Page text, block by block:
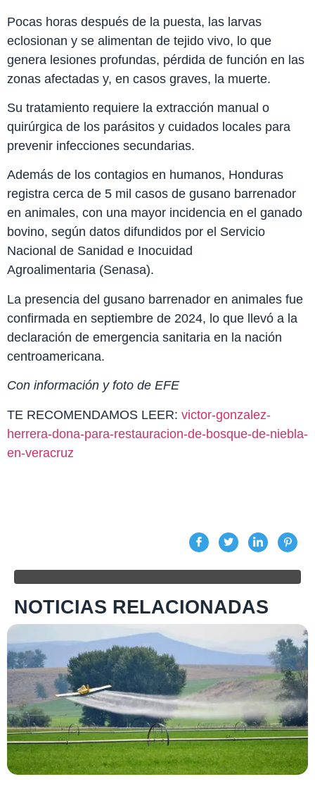
Pocas horas después de la puesta, las larvas
eclosionan y se alimentan de tejido vivo, lo que
genera lesiones profundas, pérdida de función en las
zonas afectadas y, en casos graves, la muerte.
Su tratamiento requiere la extracción manual o
quirúrgica de los parásitos y cuidados locales para
prevenir infecciones secundarias.
Además de los contagios en humanos, Honduras
registra cerca de 5 mil casos de gusano barrenador
en animales, con una mayor incidencia en el ganado
bovino, según datos difundidos por el Servicio
Nacional de Sanidad e Inocuidad
Agroalimentaria (Senasa).
La presencia del gusano barrenador en animales fue
confirmada en septiembre de 2024, lo que llevó a la
declaración de emergencia sanitaria en la nación
centroamericana.
Con información y foto de EFE
TE RECOMENDAMOS LEER: victor-gonzalez-
herrera-dona-para-restauracion-de-bosque-de-niebla-
en-veracruz
NOTICIAS RELACIONADAS